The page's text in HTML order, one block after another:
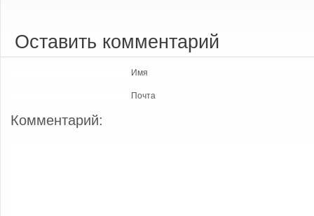
Оставить комментарий
Имя
Почта
Комментарий: